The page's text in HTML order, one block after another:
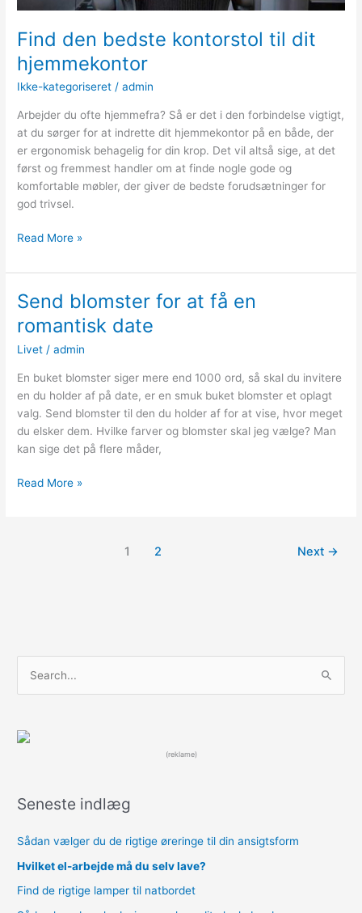
Find den bedste kontorstol til dit
hjemmekontor
Ikke-kategoriseret /admin
Arbejder du ofte hjemmefra? Så er det i den forbindelse vigtigt,
at du sørger for at indrette dit hjemmekontor på en både, der
er ergonomisk behagelig for din krop. Det vil altså sige, at det
først og fremmest handler om at finde nogle gode og
komfortable møbler, der giver de bedste forudsætninger for
god trivsel.
Find
bedste
kontorstol
til
dit
hjemmekontor
Read More »
Send blomster for at få en
romantisk date
Livet /admin
En buket blomster siger mere end 1000 ord, så skal du invitere
en du holder af på date, er en smuk buket blomster et oplagt
valg. Send blomster til den du holder af for at vise, hvor meget
du elsker dem. Hvilke farver og blomster skal jeg vælge? Man
kan sige det på flere måder,
Send
Read More »
1 2 Next →
e
e
:
(reklame)
Seneste indlæg
Sådan vælger du de rigtige øreringe til din ansigtsform
Hvilket el-arbejde må du selv lave?
Find de rigtige lamper til natbordet